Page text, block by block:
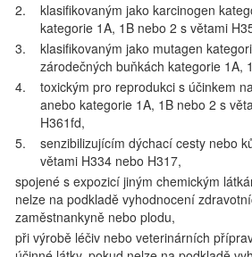
2.
klasifikovaným jako karcinogen
kategorie 1A, 1B nebo 2 s větami
3.
klasifikovaným jako mutagen
zárodečných buňkách kategorie 1A,
4.
toxickým pro reprodukci s účinkem
anebo kategorie 1A, 1B nebo 2 s
H361fd,
5.
senzibilizujícím dýchací cesty nebo
větami H334 nebo H317,
spojené s expozicí jiným chemickým
nelze na podkladě vyhodnocení
zaměstnankyně nebo plodu,
při výrobě léčiv nebo veterinárních